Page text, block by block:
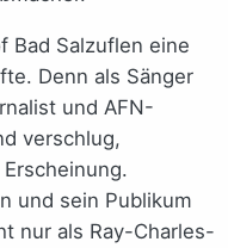
Bad Salzuflen eine
Denn als Sänger
und AFN-
verschlug,
und sein Publikum
nur als Ray-Charles-